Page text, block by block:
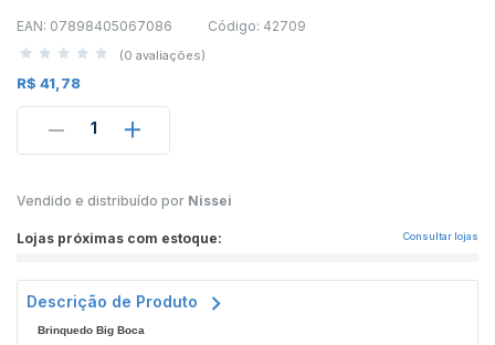
EAN: 07898405067086 Código: 42709
(0 avaliações)
R$ 41,78
1
Vendido e distribuído por Nissei
Lojas próximas com estoque: Consultar lojas
Descrição de Produto
Brinquedo Big Boca